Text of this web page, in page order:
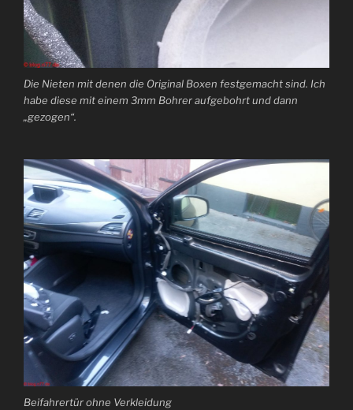
Die Nieten mit denen die Original Boxen festgemacht sind. Ich
habe diese mit einem 3mm Bohrer aufgebohrt und dann
„gezogen“.
Beifahrertür ohne Verkleidung